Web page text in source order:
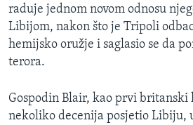
SLOBODA MEDIJA
ŽENSKA STRANA
IZBJEGLIČKA STRANA
MAGAZIN
O GLASU AMERIKE
raduje jednom novom odnosu
Libijom, nakon što je Tripoli
hemijsko oružje i saglasio se da
terora.
Gospodin Blair, kao prvi
nekoliko decenija posjetio Libiju,